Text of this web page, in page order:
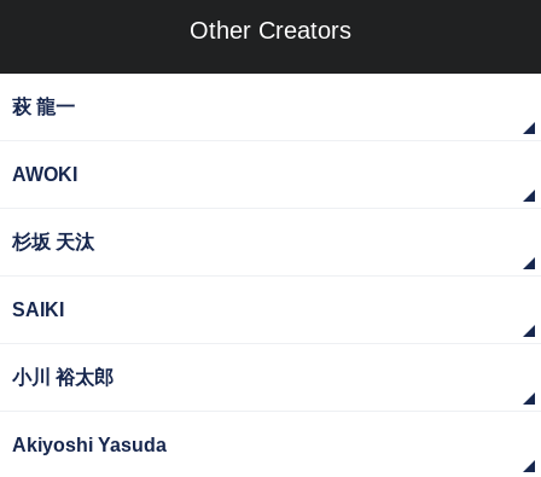
Other Creators
萩 龍一
AWOKI
杉坂 天汰
SAIKI
小川 裕太郎
Akiyoshi Yasuda